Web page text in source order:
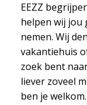
EEZZ
helpen wij jou
nemen. Wij
vakantiehuis
zoek bent
liever zoveel
ben je welkom.